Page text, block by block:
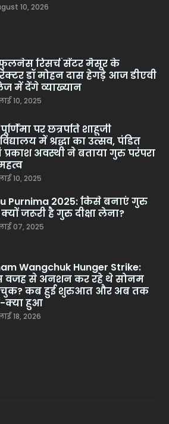
10, 2026
रिसर्च सेंटर मैसूर के
डॉ मोहन दास हेगड़े आज डीएवी
में देंगे व्याख्यान
10, 2025
पर छत्रपति शाहूजी
में श्रद्धा का उत्सव, पंडित
प्रकाश अवस्थी ने बताया गुरु परंपरा
10, 2025
Purnima 2025: किसे बनाएं गुरु
जरूरी है गुरु दीक्षा लेना?
07, 2025
Wangchuk Hunger Strike:
वजह से अनशन कर रहे थे सोनम
कब हुई शुरुआत और अब तक
क्या हुआ
18, 2026